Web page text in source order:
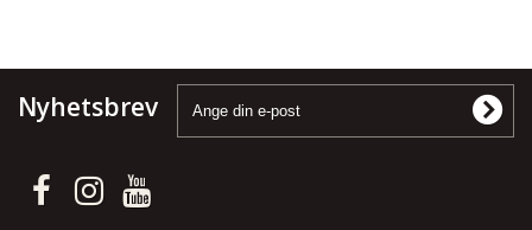
Nyhetsbrev